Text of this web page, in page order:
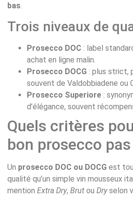
bas
Trois niveaux de
Prosecco DOC : label
achat en ligne malin.
Prosecco DOCG : plus strict,
souvent de Valdobbiadene ou
Prosecco Superiore :
d’élégance, souvent
Quels critères
bon prosecco
Un prosecco DOC ou DOCG est
qualité qu’un simple vin mousseux
mention Extra Dry, Brut ou Dryselon